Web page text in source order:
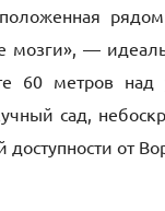
мозги», —
60 метров
сад,
от